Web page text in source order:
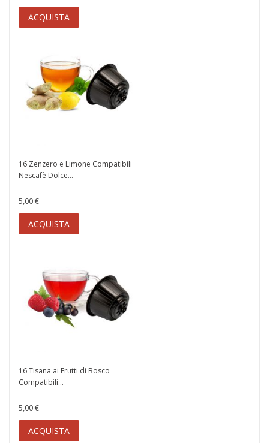
ACQUISTA
16 Zenzero e Limone Compatibili
Nescafè Dolce...
5,00 €
ACQUISTA
16 Tisana ai Frutti di Bosco
Compatibili...
5,00 €
ACQUISTA